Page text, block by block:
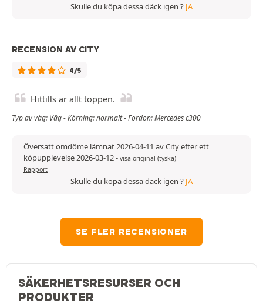
Skulle du köpa dessa däck igen ? JA
RECENSION AV CITY
4/5
Hittills är allt toppen.
Typ av väg: Väg - Körning: normalt - Fordon: Mercedes c300
Översatt omdöme lämnat 2026-04-11 av City efter ett
köpupplevelse 2026-03-12- visa original (tyska)
Rapport
Skulle du köpa dessa däck igen ? JA
SE FLER RECENSIONER
SÄKERHETSRESURSER OCH
PRODUKTER